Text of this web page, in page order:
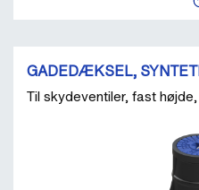
GADEDÆKSEL,
Til skydeventiler, fast